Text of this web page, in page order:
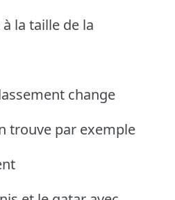
la taille de la
change
trouve par exemple